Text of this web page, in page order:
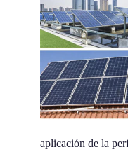
aplicación de la